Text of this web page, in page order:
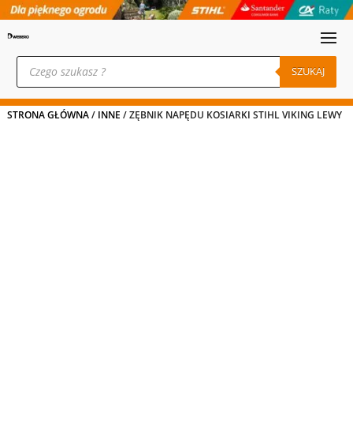
Wyszukiwarka
produktów SZUKAJ
STRONA GŁÓWNA/ INNE / ZĘBNIK NAPĘDU KOSIARKI STIHL VIKING LEWY